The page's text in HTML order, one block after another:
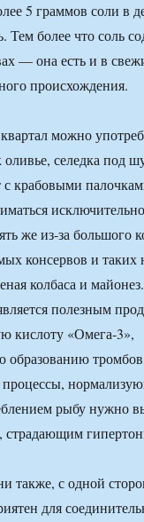
5 граммов соли в
Тем более что соль
— она есть и в
происхождения.
можно
селедка под
с крабовыми
же из-за большого
консервов и таких
колбаса и
полезным
кислоту «Омега-3»,
образованию
процессы,
рыбу нужно
страдающим
также, с одной
для